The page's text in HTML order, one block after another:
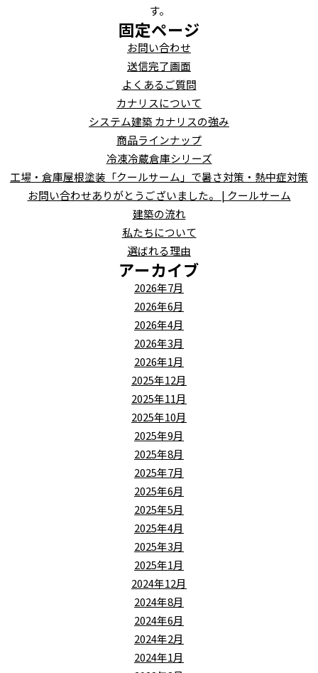
す。
固定ページ
お問い合わせ
送信完了画面
よくあるご質問
カナリスについて
システム建築 カナリスの強み
商品ラインナップ
冷凍冷蔵倉庫シリーズ
工場・倉庫屋根塗装「クールサーム」で暑さ対策・熱中症対策
お問い合わせありがとうございました。 | クールサーム
建築の流れ
私たちについて
選ばれる理由
アーカイブ
2026年7月
2026年6月
2026年4月
2026年3月
2026年1月
2025年12月
2025年11月
2025年10月
2025年9月
2025年8月
2025年7月
2025年6月
2025年5月
2025年4月
2025年3月
2025年1月
2024年12月
2024年8月
2024年6月
2024年2月
2024年1月